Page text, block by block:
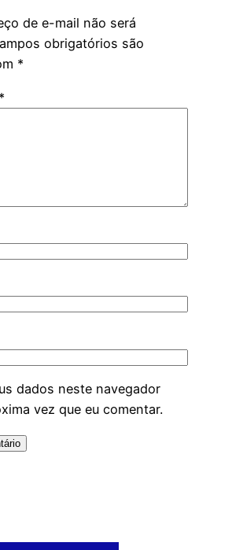
de e-mail não será
obrigatórios são
*
*
dados neste navegador
vez que eu comentar.